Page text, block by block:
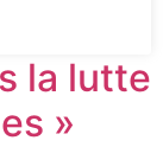
la lutte
»